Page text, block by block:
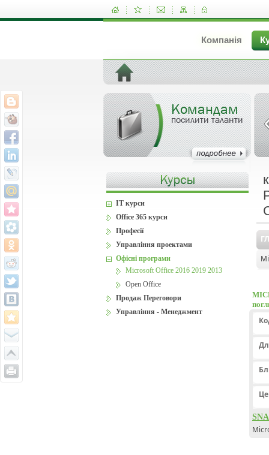
Компанія
Командам
посилити таланти
IT курси
Office 365 курси
Професії
Управління проектами
Офісні програми
Microsoft Office 2016 2019 2013
Open Office
Продаж Переговори
Управління - Менеджмент